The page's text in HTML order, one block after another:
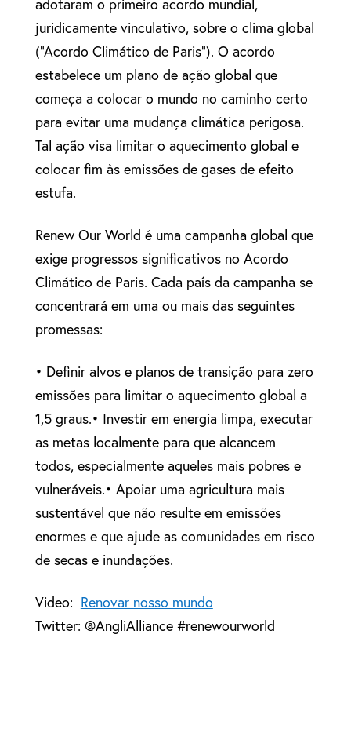
adotaram o primeiro acordo mundial,
juridicamente vinculativo, sobre o clima global
(“Acordo Climático de Paris”). O acordo
estabelece um plano de ação global que
começa a colocar o mundo no caminho certo
para evitar uma mudança climática perigosa.
Tal ação visa limitar o aquecimento global e
colocar fim às emissões de gases de efeito
estufa.
Renew Our World é uma campanha global que
exige progressos significativos no Acordo
Climático de Paris. Cada país da campanha se
concentrará em uma ou mais das seguintes
promessas:
• Definir alvos e planos de transição para zero
emissões para limitar o aquecimento global a
1,5 graus.• Investir em energia limpa, executar
as metas localmente para que alcancem
todos, especialmente aqueles mais pobres e
vulneráveis.• Apoiar uma agricultura mais
sustentável que não resulte em emissões
enormes e que ajude as comunidades em risco
de secas e inundações.
Video: Renovar nosso mundo
Twitter: @AngliAlliance #renewourworld